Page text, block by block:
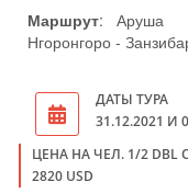
Маршрут: Аруша -
Нгоронгоро -
ДАТЫ ТУРА
31.12.2021 И
ЦЕНА НА ЧЕЛ. 1/2 DBL
2820 USD